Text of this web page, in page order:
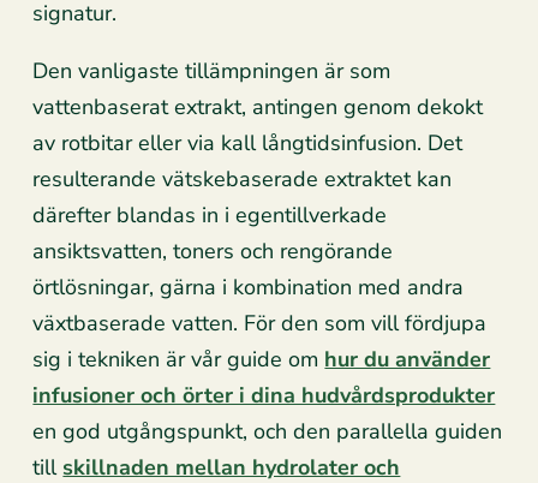
signatur.
Den vanligaste tillämpningen är som
vattenbaserat extrakt, antingen genom dekokt
av rotbitar eller via kall långtidsinfusion. Det
resulterande vätskebaserade extraktet kan
därefter blandas in i egentillverkade
ansiktsvatten, toners och rengörande
örtlösningar, gärna i kombination med andra
växtbaserade vatten. För den som vill fördjupa
sig i tekniken är vår guide om hur du använder
infusioner och örter i dina hudvårdsprodukter
en god utgångspunkt, och den parallella guiden
till skillnaden mellan hydrolater och